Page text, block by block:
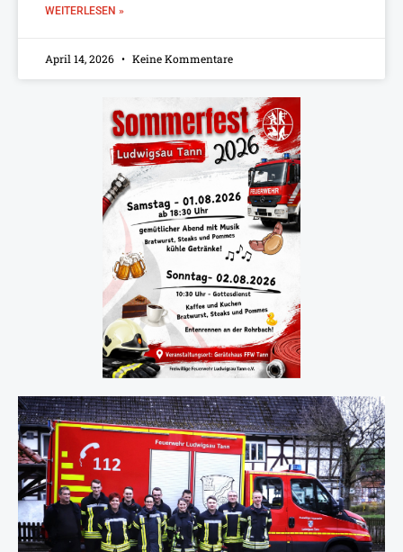
WEITERLESEN »
April 14, 2026 Keine Kommentare